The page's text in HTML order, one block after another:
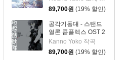
ANIMATION Original
Soundtrack vinyl
edition)[2LP]
89,700원 (19% 할인)
공각기동대 - 스탠드
얼론 콤플렉스 OST 2
애니메이션 음악
(Ghost In The Shell
STAND ALONE
Kanno Yoko 작곡
89,700원 (19% 할인)